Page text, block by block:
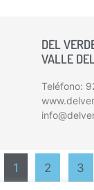
DEL
VALLE
Teléfono:
1 2 3